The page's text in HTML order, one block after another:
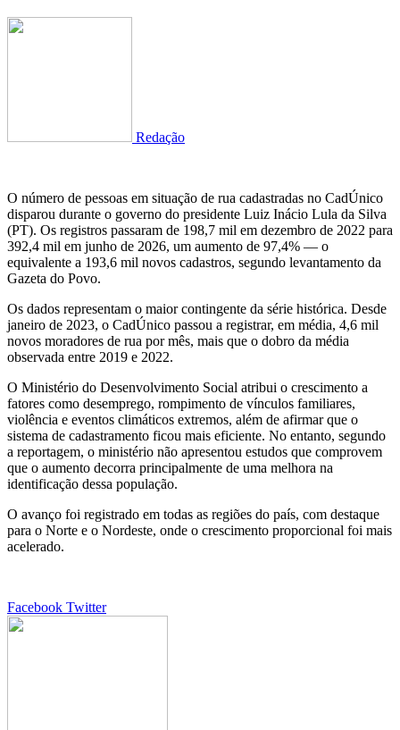
Redação
O número de pessoas em situação de rua cadastradas no CadÚnico
disparou durante o governo do presidente Luiz Inácio Lula da Silva
(PT). Os registros passaram de 198,7 mil em dezembro de 2022 para
392,4 mil em junho de 2026, um aumento de 97,4% — o
equivalente a 193,6 mil novos cadastros, segundo levantamento da
Gazeta do Povo.
Os dados representam o maior contingente da série histórica. Desde
janeiro de 2023, o CadÚnico passou a registrar, em média, 4,6 mil
novos moradores de rua por mês, mais que o dobro da média
observada entre 2019 e 2022.
O Ministério do Desenvolvimento Social atribui o crescimento a
fatores como desemprego, rompimento de vínculos familiares,
violência e eventos climáticos extremos, além de afirmar que o
sistema de cadastramento ficou mais eficiente. No entanto, segundo
a reportagem, o ministério não apresentou estudos que comprovem
que o aumento decorra principalmente de uma melhora na
identificação dessa população.
O avanço foi registrado em todas as regiões do país, com destaque
para o Norte e o Nordeste, onde o crescimento proporcional foi mais
acelerado.
Facebook TwitterGoogle+
LinkedIn
StumbleUpon
Tumblr
Pinterest
Reddit
VKontakte
Share
Print